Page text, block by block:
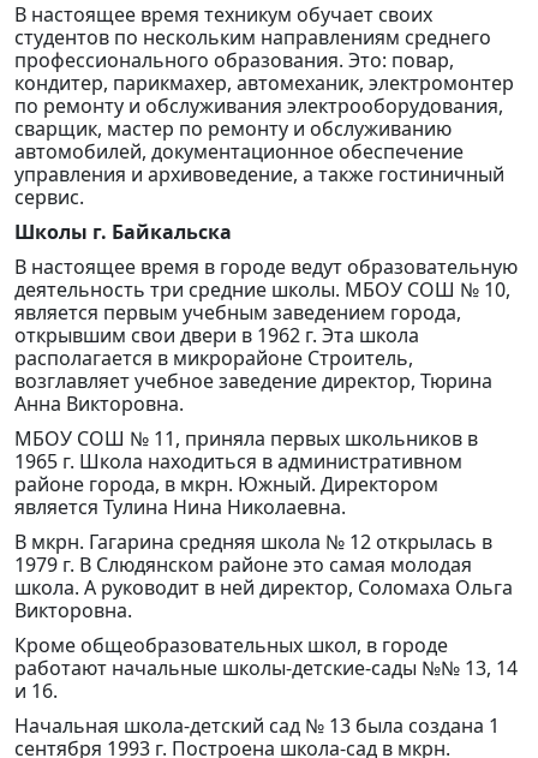
В настоящее время техникум обучает своих
студентов по нескольким направлениям среднего
профессионального образования. Это: повар,
кондитер, парикмахер, автомеханик, электромонтер
по ремонту и обслуживания электрооборудования,
сварщик, мастер по ремонту и обслуживанию
автомобилей, документационное обеспечение
управления и архивоведение, а также гостиничный
сервис.
Школы г. Байкальска
В настоящее время в городе ведут образовательную
деятельность три средние школы. МБОУ СОШ № 10,
является первым учебным заведением города,
открывшим свои двери в 1962 г. Эта школа
располагается в микрорайоне Строитель,
возглавляет учебное заведение директор, Тюрина
Анна Викторовна.
МБОУ СОШ № 11, приняла первых школьников в
1965 г. Школа находиться в административном
районе города, в мкрн. Южный. Директором
является Тулина Нина Николаевна.
В мкрн. Гагарина средняя школа № 12 открылась в
1979 г. В Слюдянском районе это самая молодая
школа. А руководит в ней директор, Соломаха Ольга
Викторовна.
Кроме общеобразовательных школ, в городе
работают начальные школы-детские-сады №№ 13, 14
и 16.
Начальная школа-детский сад № 13 была создана 1
сентября 1993 г. Построена школа-сад в мкрн.